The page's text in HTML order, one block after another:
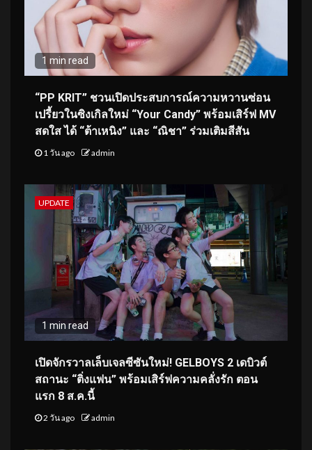
1 min read
“PP KRIT” ชวนเปิดประสบการณ์ความหวานซ่อน
เปรี้ยวในซิงเกิลใหม่ “Your Candy” พร้อมเสิร์ฟ MV
สดใส ได้ “ต้าเหนิง” และ “ณิชา” ร่วมเติมสีสัน
1 วัน ago admin
UPDATE
1 min read
เปิดจักรวาลเล็บเจลซีซันใหม่! GELBOYS 2 เดบิวต์
สถานะ “ติ่งแฟน” พร้อมเสิร์ฟความคลั่งรัก ตอน
แรก 8 ส.ค.นี้
2 วัน ago admin